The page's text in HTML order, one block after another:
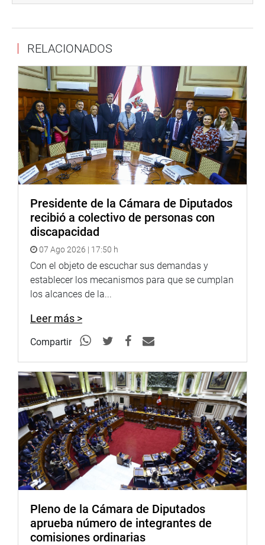
tener expectativas en su desarrollo y crecimiento.
El congresista Ilich López Ureña (No A) llamó la atención
de la presidenta de la república, Dina Boluarte, cuando
ella se comprometió, en una visita a Junín, a trabajar por
el desarrollo de las principales necesidades, en particular
de la educación.
OFICINA DE COMUNICACIONES E IMAGEN
INSTITUCIONAL
RELACIONADOS
Presidente de la Cámara de Diputados
recibió a colectivo de personas con
discapacidad
07 Ago 2026 | 17:50 h
Con el objeto de escuchar sus demandas y
establecer los mecanismos para que se cumplan
los alcances de la...
Leer más >
Compartir
Pleno de la Cámara de Diputados
aprueba número de integrantes de
comisiones ordinarias